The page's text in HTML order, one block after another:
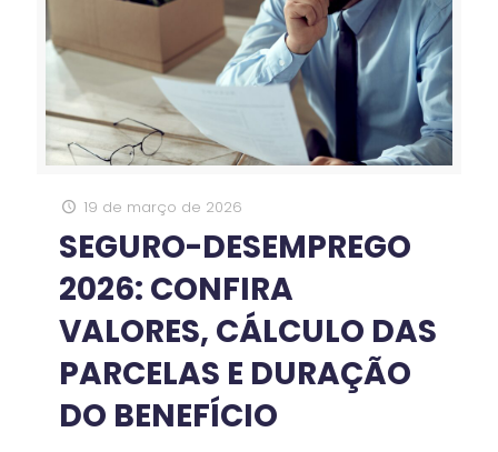
19 de março de 2026
SEGURO-DESEMPREGO
2026: CONFIRA
VALORES, CÁLCULO DAS
PARCELAS E DURAÇÃO
DO BENEFÍCIO